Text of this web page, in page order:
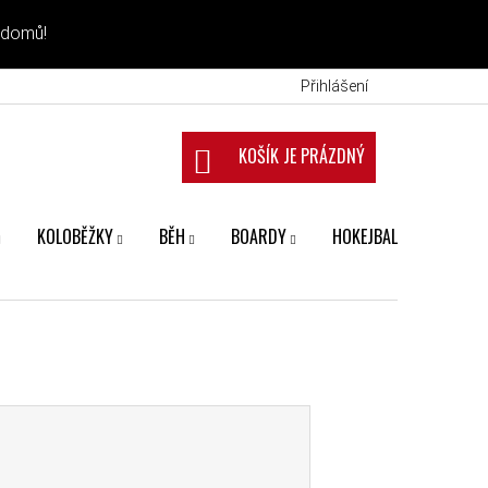
Přihlášení
NÁKUPNÍ KOŠÍK
KOLOBĚŽKY BĚH BOARDY HOKEJBAL